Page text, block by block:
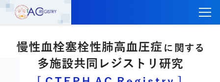
CTEPH AC Registryについて
参加施設一覧